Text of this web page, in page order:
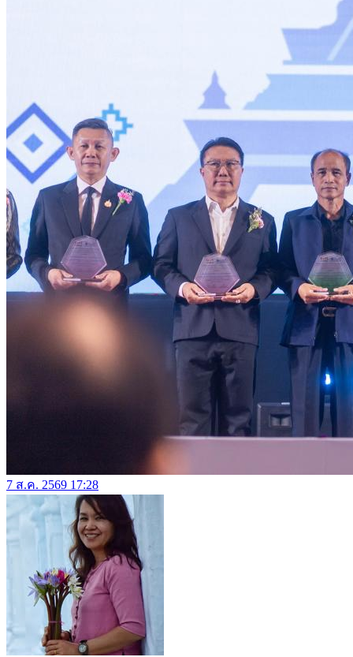
7 ส.ค. 2569 17:28